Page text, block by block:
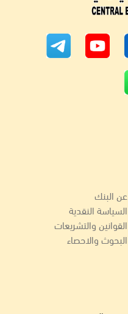
عن البنك
السياسة النقدية
القوانين والتشريعات
البحوث والاحصاء